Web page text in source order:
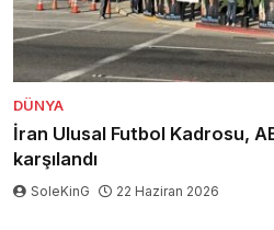
DÜNYA
İran Ulusal Futbol Kadrosu,
karşılandı
SoleKinG 22 Haziran 2026